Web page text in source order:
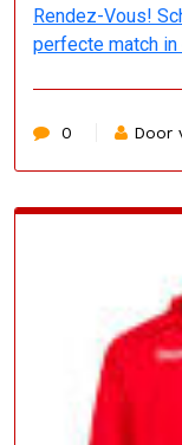
Rendez-Vous!
perfecte match
0 Door